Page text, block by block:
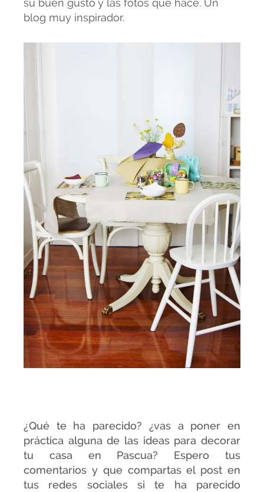
su buen gusto y las fotos que hace. Un
blog muy inspirador.
¿Qué te ha parecido? ¿vas a poner en
práctica alguna de las ideas para decorar
tu casa en Pascua? Espero tus
comentarios y que compartas el post en
tus redes sociales si te ha parecido